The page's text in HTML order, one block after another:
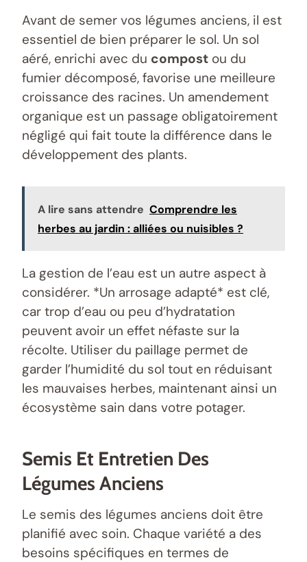
Avant de semer vos légumes anciens, il est
essentiel de bien préparer le sol. Un sol
aéré, enrichi avec du compost ou du
fumier décomposé, favorise une meilleure
croissance des racines. Un amendement
organique est un passage obligatoirement
négligé qui fait toute la différence dans le
développement des plants.
A lire sans attendre Comprendre les
herbes au jardin : alliées ou nuisibles ?
La gestion de l’eau est un autre aspect à
considérer. *Un arrosage adapté* est clé,
car trop d’eau ou peu d’hydratation
peuvent avoir un effet néfaste sur la
récolte. Utiliser du paillage permet de
garder l’humidité du sol tout en réduisant
les mauvaises herbes, maintenant ainsi un
écosystème sain dans votre potager.
Semis Et Entretien Des
Légumes Anciens
Le semis des légumes anciens doit être
planifié avec soin. Chaque variété a des
besoins spécifiques en termes de